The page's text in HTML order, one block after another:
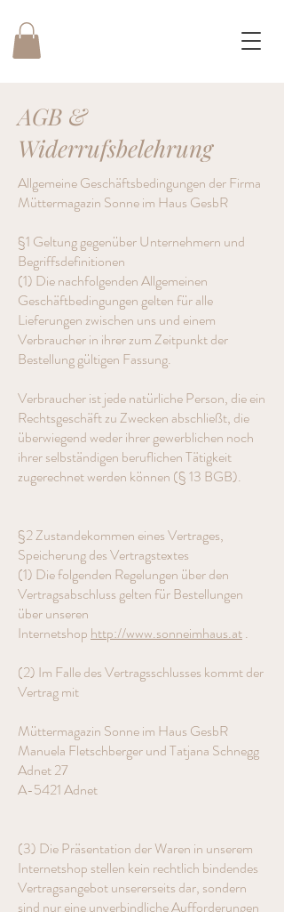
AGB &
Widerrufsbelehrung
Allgemeine Geschäftsbedingungen der Firma
Müttermagazin Sonne im Haus GesbR
§1 Geltung gegenüber Unternehmern und
Begriffsdefinitionen
(1) Die nachfolgenden Allgemeinen
Geschäftbedingungen gelten für alle
Lieferungen zwischen uns und einem
Verbraucher in ihrer zum Zeitpunkt der
Bestellung gültigen Fassung.
Verbraucher ist jede natürliche Person, die ein
Rechtsgeschäft zu Zwecken abschließt, die
überwiegend weder ihrer gewerblichen noch
ihrer selbständigen beruflichen Tätigkeit
zugerechnet werden können (§ 13 BGB).
§2 Zustandekommen eines Vertrages,
Speicherung des Vertragstextes
(1) Die folgenden Regelungen über den
Vertragsabschluss gelten für Bestellungen
über unseren
Internetshop http://www.sonneimhaus.at.
(2) Im Falle des Vertragsschlusses kommt der
Vertrag mit
Müttermagazin Sonne im Haus GesbR
Manuela Fletschberger und Tatjana Schnegg
Adnet 27
A-5421 Adnet
(3) Die Präsentation der Waren in unserem
Internetshop stellen kein rechtlich bindendes
Vertragsangebot unsererseits dar, sondern
sind nur eine unverbindliche Aufforderungen